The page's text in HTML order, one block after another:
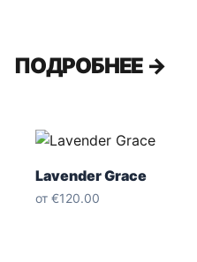
ПОДРОБНЕЕ →
Lavender Grace
от €120.00